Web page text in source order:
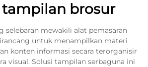
brosur
selebaran mewakili alat pemasaran
untuk menampilkan materi
konten informasi secara terorganisir
visual. Solusi tampilan serbaguna ini